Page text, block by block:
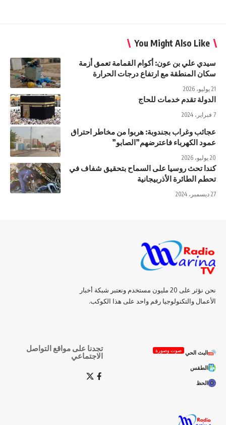
You Might Also Like
سيدي علي بن عون: أكوام القمامة تعمق أزمة
سكان المنطقة مع ارتفاع درجات الحرارة
21 يوليو، 2026
الدولة تقدم خدمات للحاج
7 فبراير، 2024
عجائب وغراب بجندوبة: هربوا من مخاطر احتراق
عمود الكهرباء فاعترضهم”الصابو”
20 يوليو، 2026
كندا تحث روسيا على السماح بتحقيق شفاف في
تحطم الطائرة الأذربيجانية
27 ديسمبر، 2024
نحن نؤثر على 20 مليون مستخدم ونعتبر شبكة أخبار
الأعمال والتكنولوجيا رقم واحد على هذا الكوكب.
البث الحي صوت وصورة
الطقس
الحظ
تجدنا على مواقع التواصل
الاجتماعي